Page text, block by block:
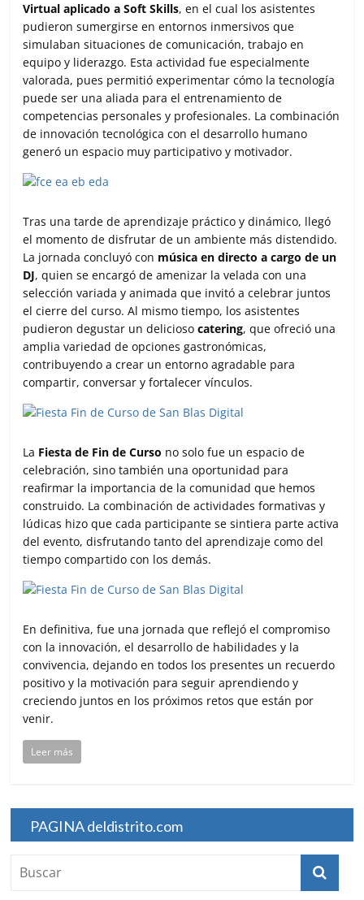
Virtual aplicado a Soft Skills, en el cual los asistentes
pudieron sumergirse en entornos inmersivos que
simulaban situaciones de comunicación, trabajo en
equipo y liderazgo. Esta actividad fue especialmente
valorada, pues permitió experimentar cómo la tecnología
puede ser una aliada para el entrenamiento de
competencias personales y profesionales. La combinación
de innovación tecnológica con el desarrollo humano
generó un espacio muy participativo y motivador.
Tras una tarde de aprendizaje práctico y dinámico, llegó
el momento de disfrutar de un ambiente más distendido.
La jornada concluyó con música en directo a cargo de un
DJ, quien se encargó de amenizar la velada con una
selección variada y animada que invitó a celebrar juntos
el cierre del curso. Al mismo tiempo, los asistentes
pudieron degustar un deliciosocatering, que ofreció una
amplia variedad de opciones gastronómicas,
contribuyendo a crear un entorno agradable para
compartir, conversar y fortalecer vínculos.
La Fiesta de Fin de Curso no solo fue un espacio de
celebración, sino también una oportunidad para
reafirmar la importancia de la comunidad que hemos
construido. La combinación de actividades formativas y
lúdicas hizo que cada participante se sintiera parte activa
del evento, disfrutando tanto del aprendizaje como del
tiempo compartido con los demás.
En definitiva, fue una jornada que reflejó el compromiso
con la innovación, el desarrollo de habilidades y la
convivencia, dejando en todos los presentes un recuerdo
positivo y la motivación para seguir aprendiendo y
creciendo juntos en los próximos retos que están por
venir.
Leer más
PAGINA deldistrito.com